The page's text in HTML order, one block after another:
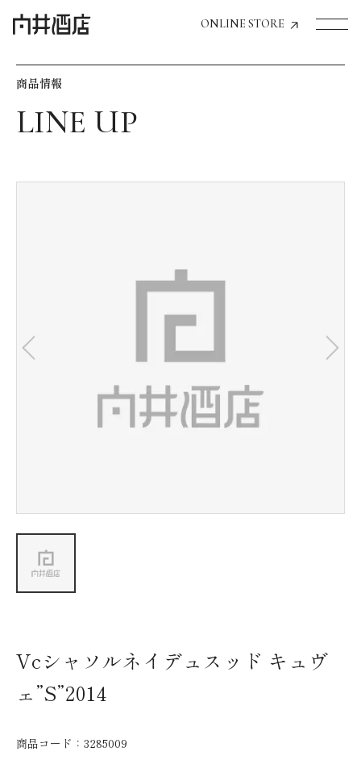
ONLINE STORE
飲食店経営のお客様
お気に入り機能の活用方法
会社情報
商品情報
Vcシャソルネイデュスッド キュヴ
ェ”S”2014
商品コード： 3285009